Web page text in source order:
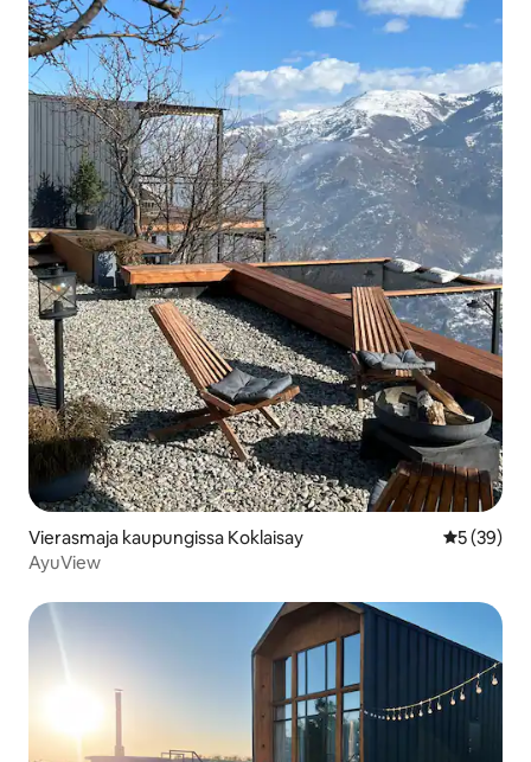
Vierasmaja kaupungissa Koklaisay
5 (39)
AyuView